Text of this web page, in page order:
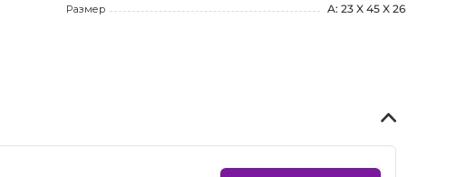
Размер
A: 23 X 45 X 26